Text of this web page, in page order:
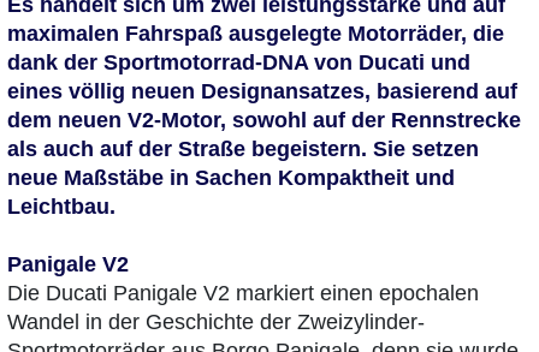
Es handelt sich um zwei leistungsstarke und auf
maximalen Fahrspaß ausgelegte Motorräder, die
dank der Sportmotorrad-DNA von Ducati und
eines völlig neuen Designansatzes, basierend auf
dem neuen V2-Motor, sowohl auf der Rennstrecke
als auch auf der Straße begeistern. Sie setzen
neue Maßstäbe in Sachen Kompaktheit und
Leichtbau.
Panigale V2
Die Ducati Panigale V2 markiert einen epochalen
Wandel in der Geschichte der Zweizylinder-